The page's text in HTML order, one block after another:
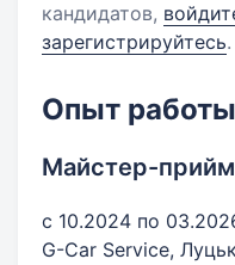
кандидатов,
зарегистрируйтесь.
Опыт работы
Майстер-
с 10.2024 по
G-Car Service, Луцьк